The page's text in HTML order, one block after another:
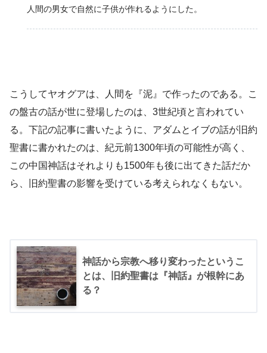
人間の男女で自然に子供が作れるようにした。
こうしてヤオグアは、人間を『泥』で作ったのである。こ
の盤古の話が世に登場したのは、3世紀頃と言われてい
る。下記の記事に書いたように、アダムとイブの話が旧約
聖書に書かれたのは、紀元前1300年頃の可能性が高く、
この中国神話はそれよりも1500年も後に出てきた話だか
ら、旧約聖書の影響を受けている考えられなくもない。
神話から宗教へ移り変わったというこ
とは、旧約聖書は『神話』が根幹にあ
る？